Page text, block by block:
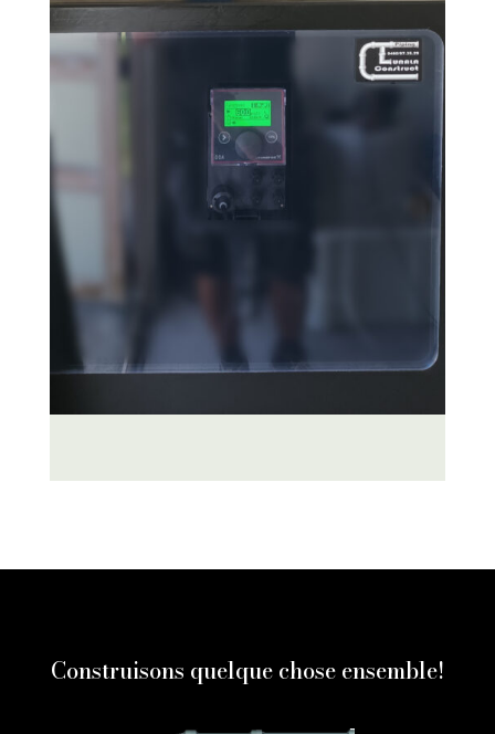
Construisons quelque chose ensemble!